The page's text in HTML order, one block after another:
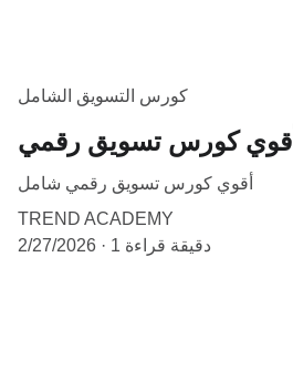
كورس التسويق الشامل
أقوي كورس تسويق رقمي
أقوي كورس تسويق رقمي شامل
TREND ACADEMY
2/27/2026
1 دقيقة قراءة